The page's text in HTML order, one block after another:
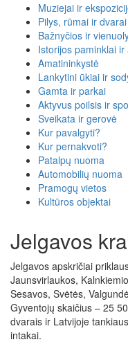
Muziejai ir
Pilys, rūmai ir dvarai
Bažnyčios ir
Istorijos paminklai
Amatininkystė
Lankytini ūkiai ir
Gamta ir parkai
Aktyvus poilsis ir
Sveikata ir gerovė
Kur pavalgyti?
Kur pernakvoti?
Patalpų nuoma
Automobilių nuoma
Pramogų vietos
Kultūros objektai
Jelgavos
Jelgavos apskričiai
Jaunsvirlaukos,
Sesavos, Svėtės,
Gyventojų skaičius – 25
dvarais ir Latvijoje
intakai.